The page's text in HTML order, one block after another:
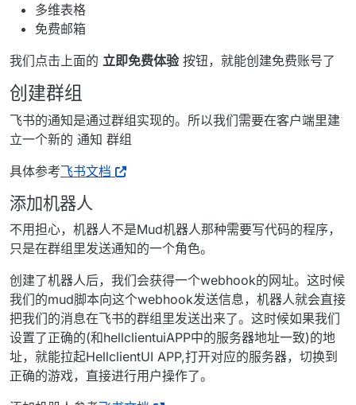
多维表格
免费邮箱
我们点击上面的 立即免费体验按钮，就能创建免费账号了
创建群组
飞书的通知是通过群组实现的。所以我们需要在客户端里建
立一个新的 通知 群组
具体参考飞书文档
添加机器人
不用担心，机器人不是Mud机器人那种需要写代码的程序，
只是在群组里发送通知的一个角色。
创建了机器人后，我们会获得一个webhook的网址。这时候
我们的mud脚本向这个webhook发送信息，机器人就会直接
把我们的消息在飞书的群组里发送出来了。这时候如果我们
设置了正确的(和hellclientuiAPP中的服务器地址一致)的地
址，就能拉起HellclientUI APP,打开对应的服务器，切换到
正确的游戏，直接进行用户操作了。